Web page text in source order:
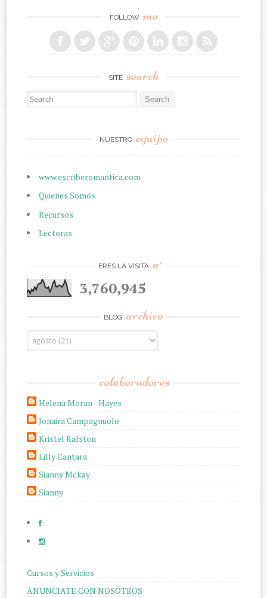
FOLLOW me
SITE search
Search for:
NUESTRO equipo
www.escriberomantica.com
Quienes Somos
Recursos
Lectoras
ERES LA VISITA n°
3,760,945
BLOG archive
colaboradores
Helena Moran - Hayes
Jonaira Campagnuolo
Kristel Ralston
Lilly Cantara
Sianny Mckay
Sianny
Cursos y Servicios
ANUNCIATE CON NOSOTROS